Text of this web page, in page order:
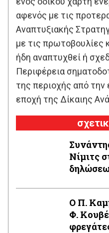
αφενός με τις
Αναπτυξιακής
με τις πρωτοβουλίες
ήδη αναπτυχθεί ή
Περιφέρεια
της περιοχής από
εποχή της Δίκαιης
Νίμιτς στον απόηχο των
Ο Π.
Φ.